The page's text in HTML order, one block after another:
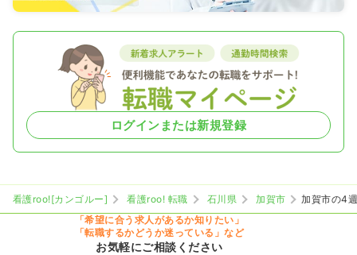
ログインまたは新規登録
看護roo![カンゴルー] 看護roo! 転職 石川県 加賀市
加賀市の4
「希望に合う求人があるか知りたい」
「転職するかどうか迷っている」など
お気軽にご相談ください